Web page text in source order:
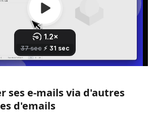
ses e-mails via d'autres
d'emails